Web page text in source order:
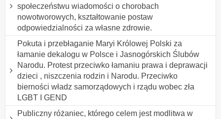
społeczeństwu wiadomości o chorobach
nowotworowych, kształtowanie postaw
odpowiedzialności za własne zdrowie.
Pokuta i przebłaganie Maryi Królowej Polski za
łamanie dekalogu w Polsce i Jasnogórskich Ślubów
Narodu. Protest przeciwko łamaniu prawa i deprawacji
dzieci , niszczenia rodzin i Narodu. Przeciwko
bierności władz samorządowych i rządu wobec zła
LGBT I GEND
Publiczny różaniec, którego celem jest modlitwa w